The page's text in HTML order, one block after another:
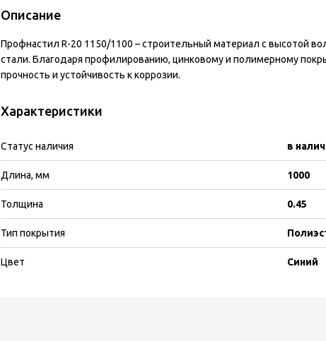
Описание
Профнастил R-20 1150/1100 – строительный материал с высотой
стали. Благодаря профилированию, цинковому и полимерному
прочность и устойчивость к коррозии.
Характеристики
Статус наличия в
Длина, мм 1000
Толщина 0.45
Тип покрытия
Цвет Синий